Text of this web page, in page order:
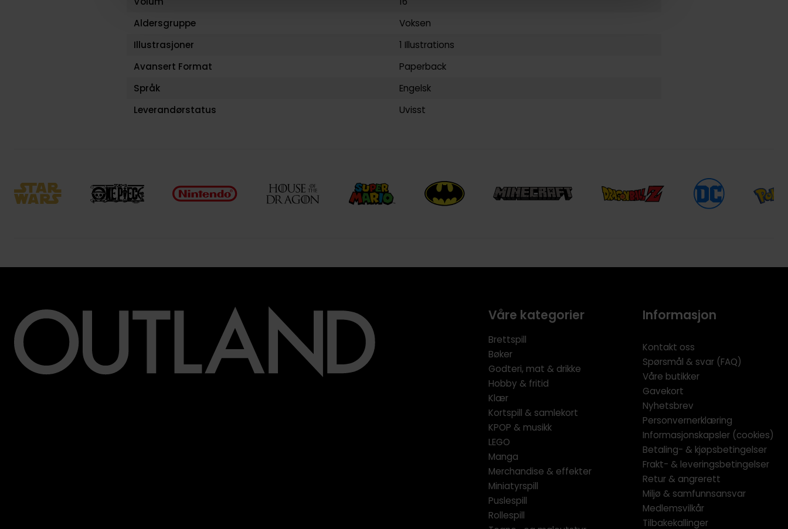
Aldersgruppe
Voksen
Illustrasjoner
1 Illustrations
Avansert Format
Paperback
Språk
Engelsk
Leverandørstatus
Uvisst
Våre kategorier
Brettspill
Bøker
Godteri, mat & drikke
Hobby & fritid
Klær
Kortspill & samlekort
KPOP & musikk
LEGO
Manga
Merchandise & effekter
Miniatyrspill
Puslespill
Rollespill
Informasjon
Kontakt oss
Spørsmål & svar (FAQ)
Våre butikker
Gavekort
Nyhetsbrev
Personvernerklæring
Informasjonskapsler (cookies)
Betaling- & kjøpsbetingelser
Frakt- & leveringsbetingelser
Retur & angrerett
Miljø & samfunnsansvar
Medlemsvilkår
Tilbakekallinger